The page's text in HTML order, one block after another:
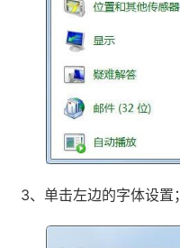
3、单击左边的字体设置；